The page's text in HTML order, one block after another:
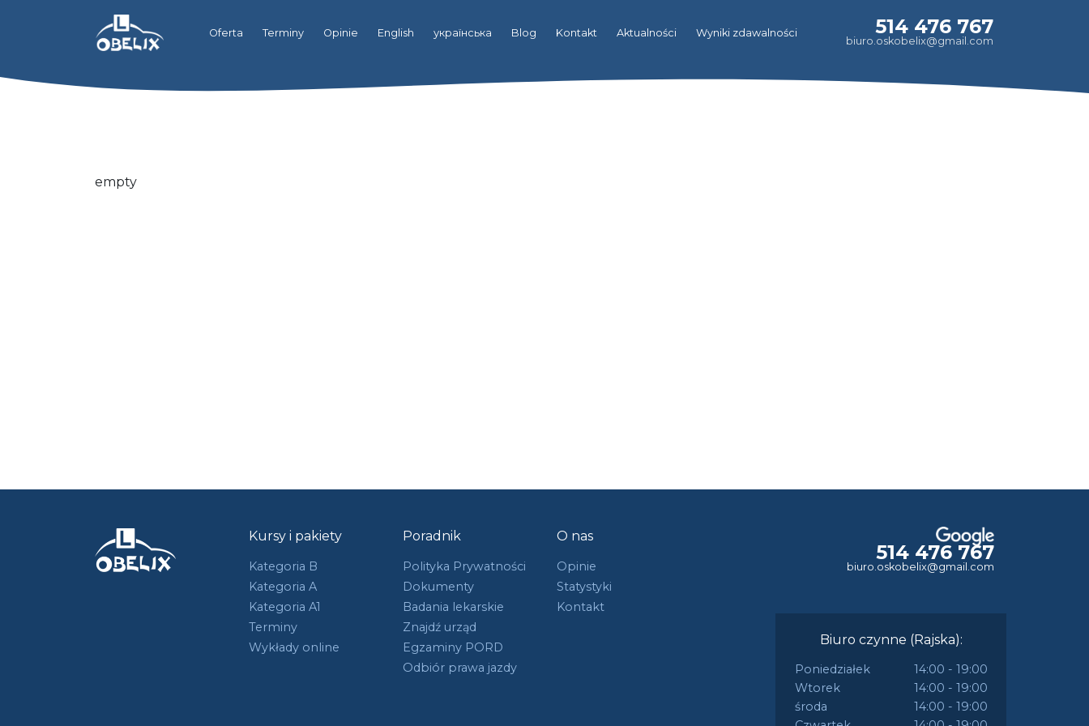
Oferta Terminy Opinie English українська Blog Kontakt Aktualności Wyniki zdawalności 514 476 767
biuro.oskobelix@gmail.com
empty
Kursy i pakiety
Kategoria B
Kategoria A
Kategoria A1
Terminy
Wykłady online
Poradnik
Polityka Prywatności
Dokumenty
Badania lekarskie
Znajdź urząd
Egzaminy PORD
Odbiór prawa jazdy
O nas
Opinie
Statystyki
Kontakt
514 476 767
biuro.oskobelix@gmail.com
Biuro czynne (Rajska):
Poniedziałek
14:00 - 19:00
Wtorek
14:00 - 19:00
środa
14:00 - 19:00